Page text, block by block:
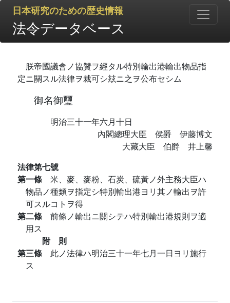
日本研究のための歴史情報
法令データベース
朕帝國議會ノ協贊ヲ經タル特別輸出港輸出物品指
定ニ關スル法律ヲ裁可シ玆ニ之ヲ公布セシム
御名御璽
明治三十一年六月十日
內閣總理大臣 侯爵 伊藤博文
大藏大臣 伯爵 井上馨
法律第七號
第一條 米、麥、麥粉、石炭、硫黃ノ外主務大臣ハ
物品ノ種類ヲ指定シ特別輸出港ヨリ其ノ輸出ヲ許
可スルコトヲ得
第二條 前條ノ輸出ニ關シテハ特別輸出港規則ヲ適
用ス
附 則
第三條 此ノ法律ハ明治三十一年七月一日ヨリ施行
ス